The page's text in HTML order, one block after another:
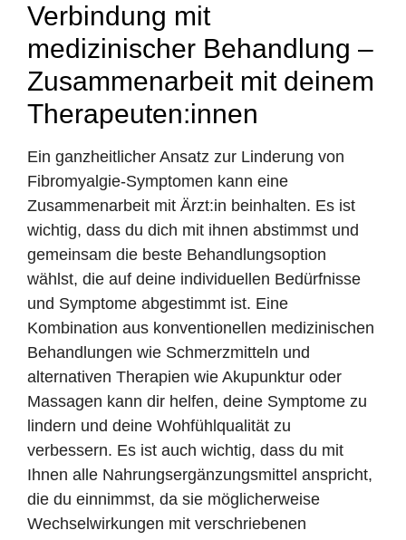
Verbindung mit
medizinischer Behandlung –
Zusammenarbeit mit deinem
Therapeuten:innen
Ein ganzheitlicher Ansatz zur Linderung von
Fibromyalgie-Symptomen kann eine
Zusammenarbeit mit Ärzt:in beinhalten. Es ist
wichtig, dass du dich mit ihnen abstimmst und
gemeinsam die beste Behandlungsoption
wählst, die auf deine individuellen Bedürfnisse
und Symptome abgestimmt ist. Eine
Kombination aus konventionellen medizinischen
Behandlungen wie Schmerzmitteln und
alternativen Therapien wie Akupunktur oder
Massagen kann dir helfen, deine Symptome zu
lindern und deine Wohfühlqualität zu
verbessern. Es ist auch wichtig, dass du mit
Ihnen alle Nahrungsergänzungsmittel anspricht,
die du einnimmst, da sie möglicherweise
Wechselwirkungen mit verschriebenen